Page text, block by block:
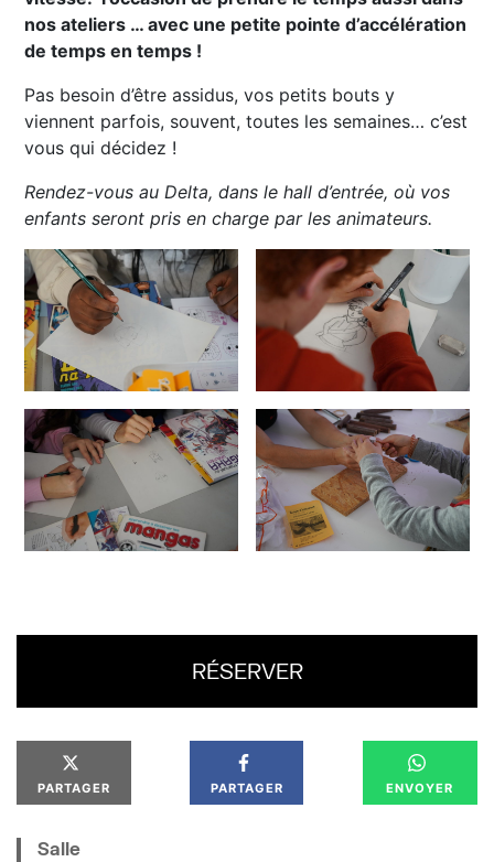
nos ateliers … avec une petite pointe d’accélération
de temps en temps !
Pas besoin d’être assidus, vos petits bouts y
viennent parfois, souvent, toutes les semaines… c’est
vous qui décidez !
Rendez-vous au Delta, dans le hall d’entrée, où vos
enfants seront pris en charge par les animateurs.
RÉSERVER
PARTAGER PARTAGER ENVOYER
Salle